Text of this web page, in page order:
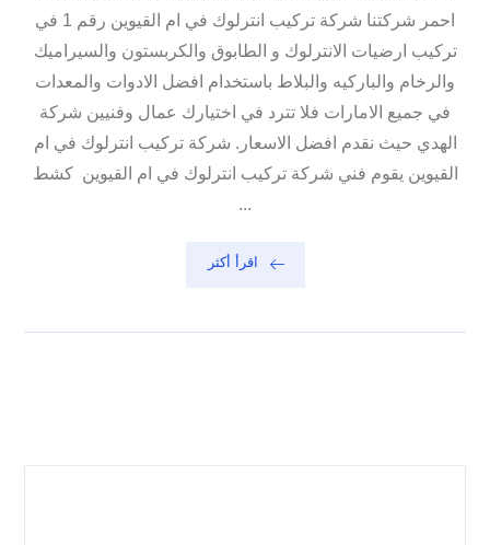
احمر شركتنا شركة تركيب انترلوك في ام القيوين رقم 1 في
تركيب ارضيات الانترلوك و الطابوق والكربستون والسيراميك
والرخام والباركيه والبلاط باستخدام افضل الادوات والمعدات
في جميع الامارات فلا تترد في اختيارك عمال وفنيين شركة
الهدي حيث نقدم افضل الاسعار. شركة تركيب انترلوك في ام
القيوين يقوم فني شركة تركيب انترلوك في ام القيوين كشط
...
اقرأ أكثر